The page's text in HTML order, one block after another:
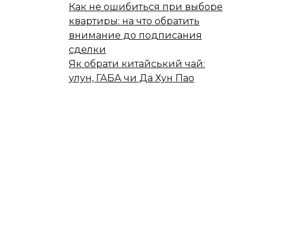
Как не ошибиться при выборе
квартиры: на что обратить
внимание до подписания
сделки
Як обрати китайський чай:
улун, ГАБА чи Да Хун Пао